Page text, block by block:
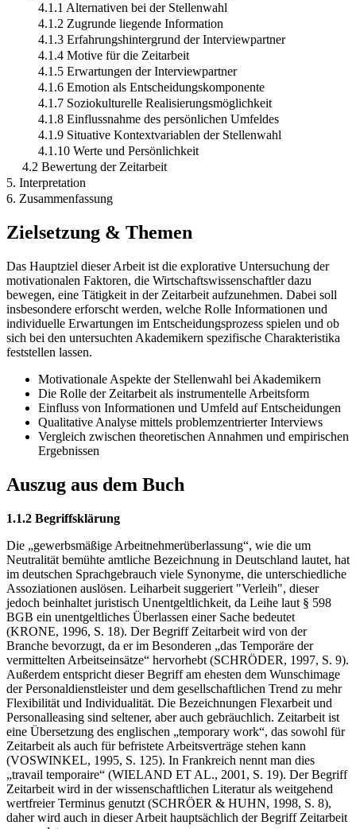
4.1.1 Alternativen bei der Stellenwahl
4.1.2 Zugrunde liegende Information
4.1.3 Erfahrungshintergrund der Interviewpartner
4.1.4 Motive für die Zeitarbeit
4.1.5 Erwartungen der Interviewpartner
4.1.6 Emotion als Entscheidungskomponente
4.1.7 Soziokulturelle Realisierungsmöglichkeit
4.1.8 Einflussnahme des persönlichen Umfeldes
4.1.9 Situative Kontextvariablen der Stellenwahl
4.1.10 Werte und Persönlichkeit
4.2 Bewertung der Zeitarbeit
5. Interpretation
6. Zusammenfassung
Zielsetzung & Themen
Das Hauptziel dieser Arbeit ist die explorative Untersuchung der
motivationalen Faktoren, die Wirtschaftswissenschaftler dazu
bewegen, eine Tätigkeit in der Zeitarbeit aufzunehmen. Dabei soll
insbesondere erforscht werden, welche Rolle Informationen und
individuelle Erwartungen im Entscheidungsprozess spielen und ob
sich bei den untersuchten Akademikern spezifische Charakteristika
feststellen lassen.
Motivationale Aspekte der Stellenwahl bei Akademikern
Die Rolle der Zeitarbeit als instrumentelle Arbeitsform
Einfluss von Informationen und Umfeld auf Entscheidungen
Qualitative Analyse mittels problemzentrierter Interviews
Vergleich zwischen theoretischen Annahmen und empirischen
Ergebnissen
Auszug aus dem Buch
1.1.2 Begriffsklärung
Die „gewerbsmäßige Arbeitnehmerüberlassung“, wie die um
Neutralität bemühte amtliche Bezeichnung in Deutschland lautet, hat
im deutschen Sprachgebrauch viele Synonyme, die unterschiedliche
Assoziationen auslösen. Leiharbeit suggeriert "Verleih", dieser
jedoch beinhaltet juristisch Unentgeltlichkeit, da Leihe laut § 598
BGB ein unentgeltliches Überlassen einer Sache bedeutet
(KRONE, 1996, S. 18). Der Begriff Zeitarbeit wird von der
Branche bevorzugt, da er im Besonderen „das Temporäre der
vermittelten Arbeitseinsätze“ hervorhebt (SCHRÖDER, 1997, S. 9).
Außerdem entspricht dieser Begriff am ehesten dem Wunschimage
der Personaldienstleister und dem gesellschaftlichen Trend zu mehr
Flexibilität und Individualität. Die Bezeichnungen Flexarbeit und
Personalleasing sind seltener, aber auch gebräuchlich. Zeitarbeit ist
eine Übersetzung des englischen „temporary work“, das sowohl für
Zeitarbeit als auch für befristete Arbeitsverträge stehen kann
(VOSWINKEL, 1995, S. 125). In Frankreich nennt man dies
„travail temporaire“ (WIELAND ET AL., 2001, S. 19). Der Begriff
Zeitarbeit wird in der wissenschaftlichen Literatur als weitgehend
wertfreier Terminus genutzt (SCHRÖER & HUHN, 1998, S. 8),
daher wird auch in dieser Arbeit hauptsächlich der Begriff Zeitarbeit